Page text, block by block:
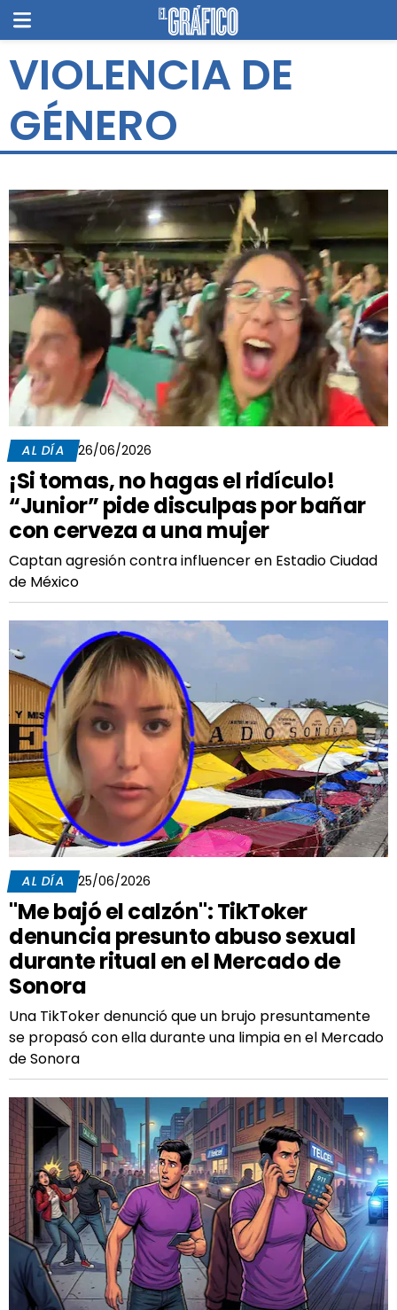
VIOLENCIA DE
GÉNERO
AL DÍA 26/06/2026
¡Si tomas, no hagas el ridículo!
“Junior” pide disculpas por bañar
con cerveza a una mujer
Captan agresión contra influencer en Estadio Ciudad
de México
AL DÍA 25/06/2026
"Me bajó el calzón": TikToker
denuncia presunto abuso sexual
durante ritual en el Mercado de
Sonora
Una TikToker denunció que un brujo presuntamente
se propasó con ella durante una limpia en el Mercado
de Sonora